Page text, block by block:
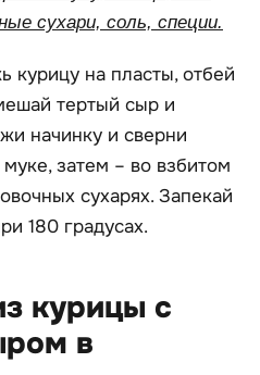
сухари, соль, специи.
курицу на пласты, отбей
тертый сыр и
начинку и сверни
затем – во взбитом
сухарях. Запекай
180 градусах.
курицы с
в